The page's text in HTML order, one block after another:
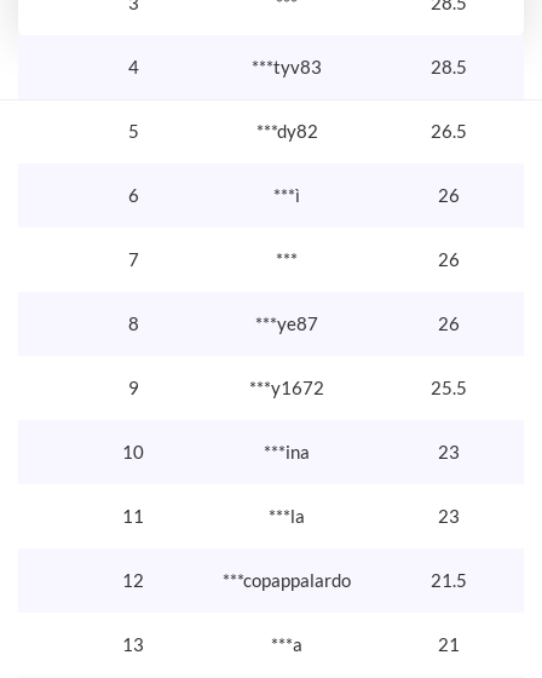
4 ***tyv83 28.5
5 ***dy82 26.5
6 ***ì 26
7 *** 26
8 ***ye87 26
9 ***y1672 25.5
10 ***ina 23
11 ***la 23
12 ***copappalardo 21.5
13 ***a 21